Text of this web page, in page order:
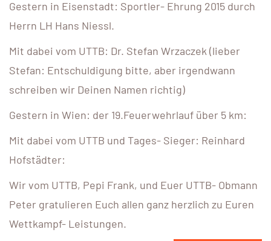
Gestern in Eisenstadt: Sportler- Ehrung 2015 durch
Herrn LH Hans Niessl.
Mit dabei vom UTTB: Dr. Stefan Wrzaczek (lieber
Stefan: Entschuldigung bitte, aber irgendwann
schreiben wir Deinen Namen richtig)
Gestern in Wien: der 19.Feuerwehrlauf über 5 km:
Mit dabei vom UTTB und Tages- Sieger: Reinhard
Hofstädter:
Wir vom UTTB, Pepi Frank, und Euer UTTB- Obmann
Peter gratulieren Euch allen ganz herzlich zu Euren
Wettkampf- Leistungen.